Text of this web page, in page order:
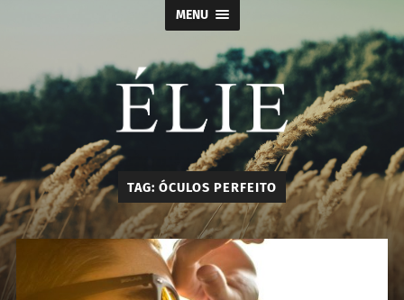
MENU
Élie
-
Calçados
e
TAG: ÓCULOS PERFEITO